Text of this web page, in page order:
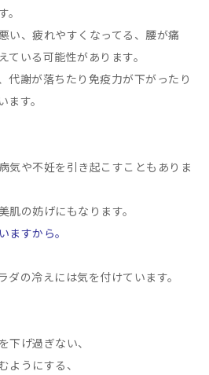
い、疲れやすくなってる、腰が痛
ている可能性があります。
代謝が落ちたり免疫力が下がったり
す。
気や不妊を引き起こすこともありま
肌の妨げにもなります。
ますから。
の冷えには気を付けています。
下げ過ぎない、
ようにする、